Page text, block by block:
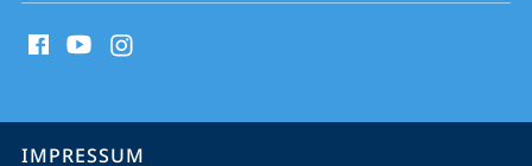
Media
Service-
IMPRESSUM